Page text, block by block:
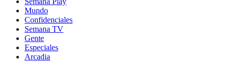
Mundo
Confidenciales
Semana TV
Gente
Especiales
Arcadia